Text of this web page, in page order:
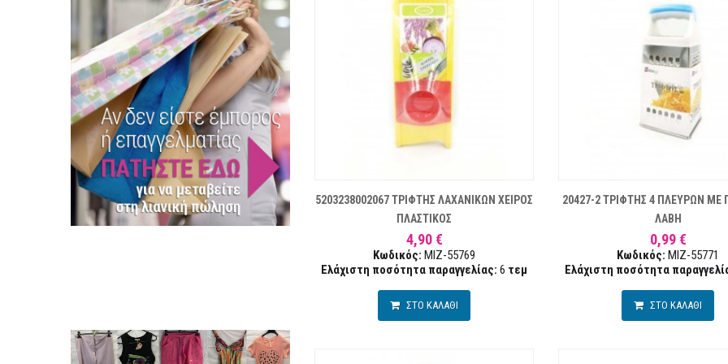
ΛΊΣΤΑ ΕΠΙΘΥΜΙΏΝ
5203238002067 ΤΡΙΦΤΗΣ ΛΑΧΑΝΙΚΩΝ ΧΕΙΡΟΣ
ΠΛΑΣΤΙΚΟΣ
4,90 €
Κωδικός: MIZ-55769
Ελάχιστη ποσότητα παραγγελίας: 6 τεμ
ΣΤΟ ΚΑΛΑΘΙ
20427-2 ΤΡΙΦΤΗΣ 4 ΠΛΕΥΡΩΝ ΜΕ
ΛΑΒΗ
0,99 €
Κωδικός: MIZ-55771
Ελάχιστη ποσότητα
ΣΤΟ ΚΑΛΑΘΙ